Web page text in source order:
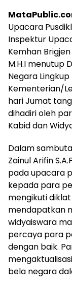
Upacara
Inspektur
Kemhan
M.H.I menutup
Negara
Kementerian/
hari Jumat
dihadiri oleh
Kabid dan
Dalam
Zainul Arifin
pada upacara
kepada para
mengikuti
mendapatkan
widyaiswara
percaya para
dengan baik.
bela negara